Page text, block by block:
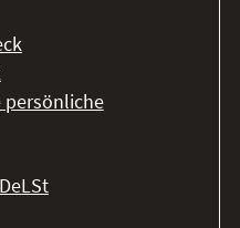
persönliche